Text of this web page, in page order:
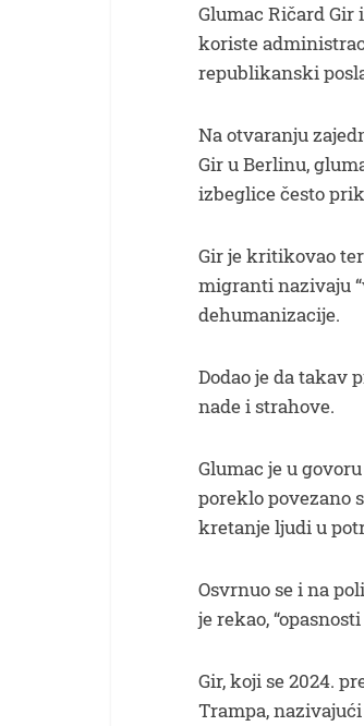
Glumac Ričard Gir
koriste
republikanski
Na otvaranju
Gir u Berlinu,
izbeglice često
Gir je kritikovao
migranti nazivaju
dehumanizacije.
Dodao je da takav
nade i strahove.
Glumac je u
poreklo povezano
kretanje ljudi u
Osvrnuo se i na
je rekao,
Gir, koji se 2024.
Trampa,